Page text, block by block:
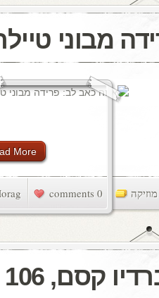
מבוני
More
0 comments מוזיקה
מעדן ויניל היום ברדיו קסם, 106